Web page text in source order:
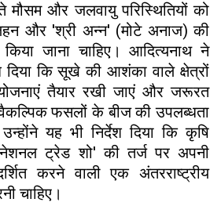
मौसम और जलवायु परिस्थितियों को
और 'श्री अन्न' (मोटे अनाज) की
किया जाना चाहिए। आदित्यनाथ ने
दिया कि सूखे की आशंका वाले क्षेत्रों
तैयार रखी जाएं और जरूरत
फसलों के बीज की उपलब्धता
यह भी निर्देश दिया कि कृषि
ट्रेड शो' की तर्ज पर अपनी
करने वाली एक अंतरराष्ट्रीय
चाहिए।